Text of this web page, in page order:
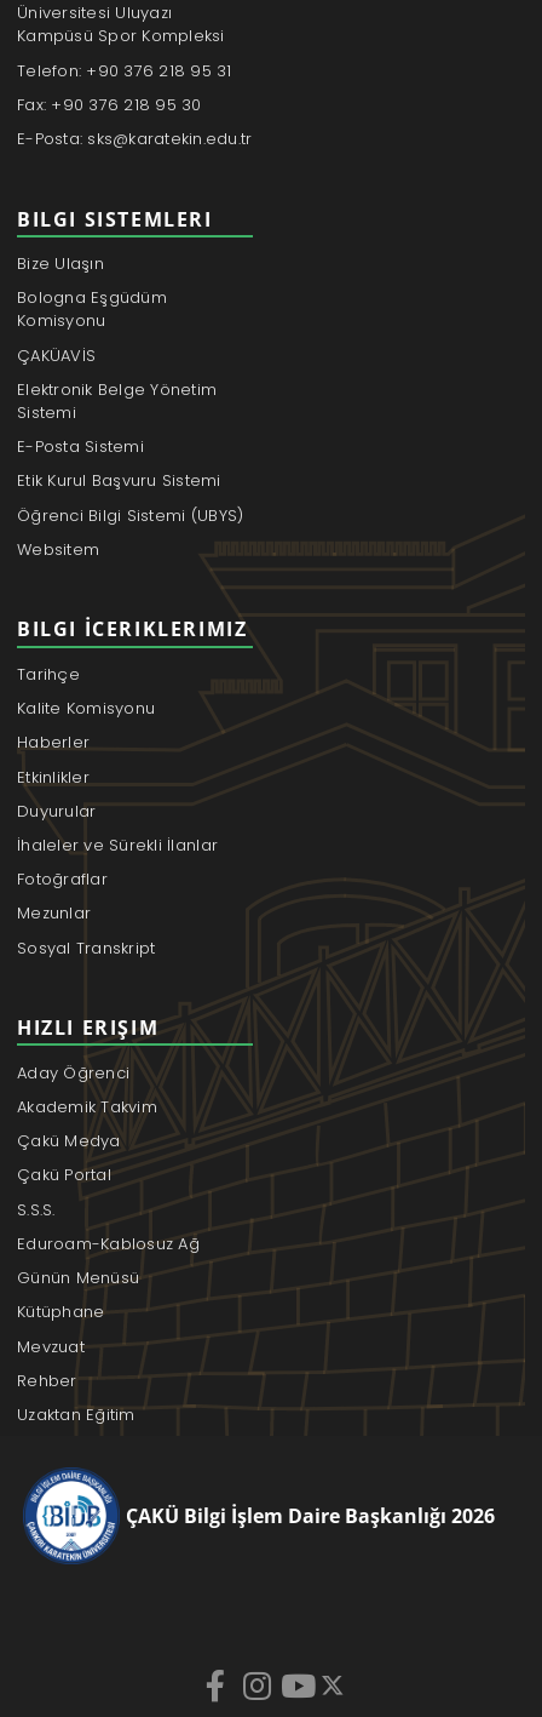
Üniversitesi Uluyazı
Kampüsü Spor Kompleksi
Telefon: +90 376 218 95 31
Fax: +90 376 218 95 30
E-Posta: sks@karatekin.edu.tr
BILGI SISTEMLERI
Bize Ulaşın
Bologna Eşgüdüm
Komisyonu
ÇAKÜAVİS
Elektronik Belge Yönetim
Sistemi
E-Posta Sistemi
Etik Kurul Başvuru Sistemi
Öğrenci Bilgi Sistemi (UBYS)
Websitem
BILGI İCERIKLERIMIZ
Tarihçe
Kalite Komisyonu
Haberler
Etkinlikler
Duyurular
İhaleler ve Sürekli İlanlar
Fotoğraflar
Mezunlar
Sosyal Transkript
HIZLI ERIŞIM
Aday Öğrenci
Akademik Takvim
Çakü Medya
Çakü Portal
S.S.S.
Eduroam-Kablosuz Ağ
Günün Menüsü
Kütüphane
Mevzuat
Rehber
Uzaktan Eğitim
ÇAKÜ Bilgi İşlem Daire Başkanlığı 2026